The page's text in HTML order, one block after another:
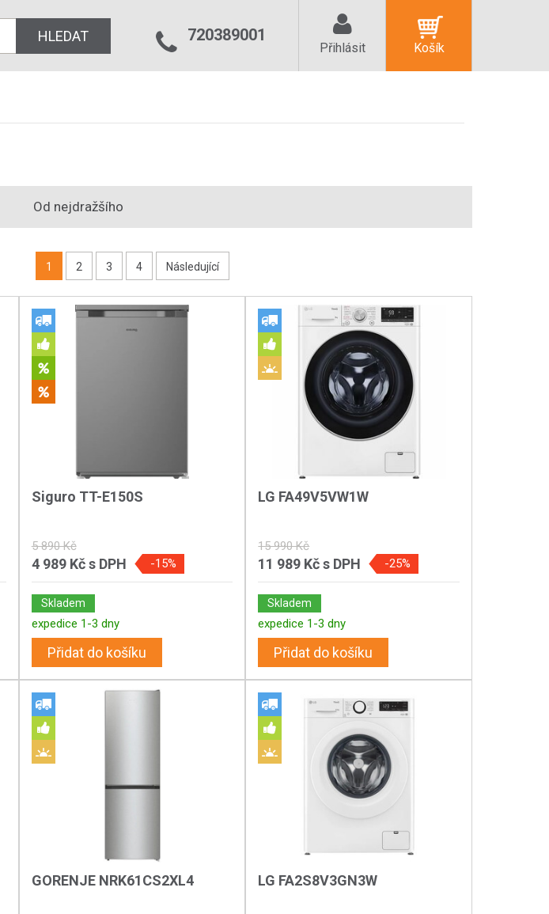
HLEDAT 720389001
Přihlásit Košík
Od nejdražšího
1 2 3 4 Následující
Siguro TT-E150S
5 890 Kč
4 989 Kčs DPH -15%
Skladem
expedice 1-3 dny
Přidat do košíku
LG FA49V5VW1W
15 990 Kč
11 989 Kčs DPH -25%
Skladem
expedice 1-3 dny
Přidat do košíku
GORENJE NRK61CS2XL4 LG FA2S8V3GN3W